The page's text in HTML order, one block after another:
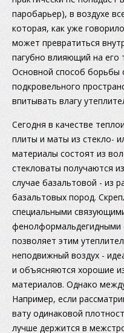
паробарьер), в воздухе
которая, как уже
может превратиться
пагубно влияющий на его
Основной способ борьбы
подкровельного
впитывать влагу
Сегодня в качестве
плиты и маты из стекло-
материалы состоят из
стекловаты получаются
случае базальтовой - из
базальтовых пород.
специальными
фенолформальдегидными
позволяет этим
неподвижный воздух -
и объясняются хорошие
материалов. Однако
Например, если
вату одинаковой
лучше держится в